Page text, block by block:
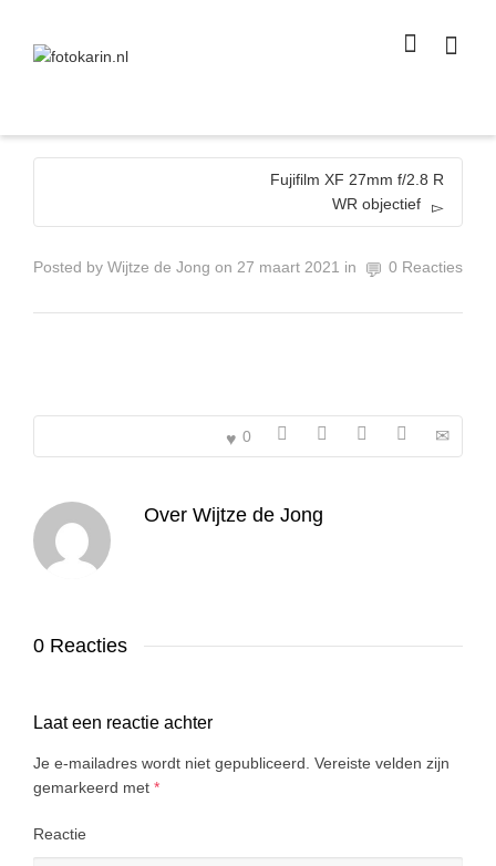
size
Super Search
Fujifilm XF 27mm f/2.8 R
WR objectief
Posted by Wijtze de Jong on 27 maart 2021 in 0 Reacties
0
Over Wijtze de Jong
0 Reacties
Laat een reactie achter
Je e-mailadres wordt niet gepubliceerd. Vereiste velden zijn
gemarkeerd met *
Reactie